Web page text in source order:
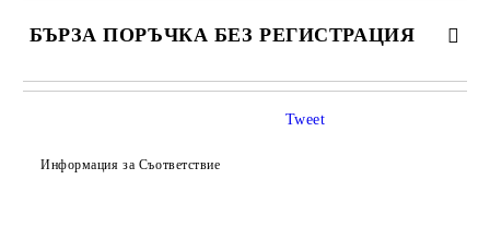
БЪРЗА ПОРЪЧКА БЕЗ РЕГИСТРАЦИЯ
САМО ПОПЪЛНЕТЕ 4 ПОЛЕТА
Информация за Съответствие
Tweet